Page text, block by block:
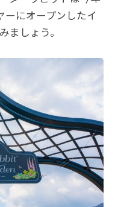
ーにオープンしたイ
ましょう。